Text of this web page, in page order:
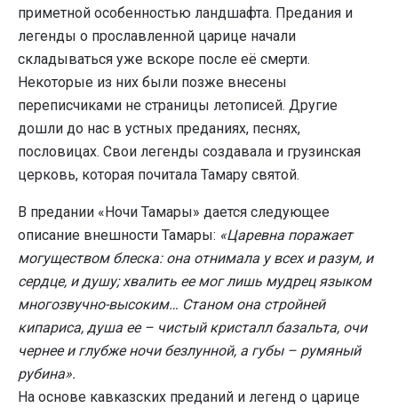
приметной особенностью ландшафта. Предания и
легенды о прославленной царице начали
складываться уже вскоре после её смерти.
Некоторые из них были позже внесены
переписчиками не страницы летописей. Другие
дошли до нас в устных преданиях, песнях,
пословицах. Свои легенды создавала и грузинская
церковь, которая почитала Тамару святой.
В предании «Ночи Тамары» дается следующее
описание внешности Тамары: «Царевна поражает
могуществом блеска: она отнимала у всех и разум, и
сердце, и душу; хвалить ее мог лишь мудрец языком
многозвучно-высоким… Станом она стройней
кипариса, душа ее – чистый кристалл базальта, очи
чернее и глубже ночи безлунной, а губы – румяный
рубина».
На основе кавказских преданий и легенд о царице